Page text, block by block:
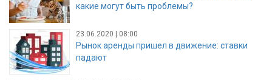
какие могут быть проблемы?
23.06.2020 | 08:00
Рынок аренды пришел в движение: ставки
падают